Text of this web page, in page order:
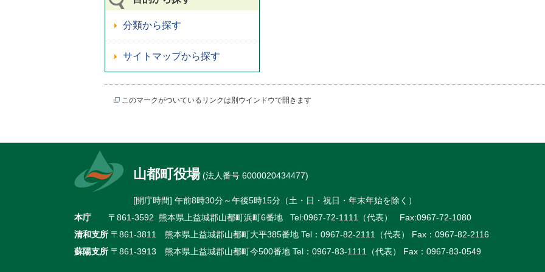
分類から探す
サイトマップから探す
このマークがついているリンクは別ウインドウで開きます
山都町役場(法人番号 6000020434477)
[開庁時間] 午前8時30分～午後5時15分（土・日・祝日・年末年始を除く）
本庁 〒861-3592 熊本県上益城郡山都町浜町6番地 Tel:0967-72-1111（代表）
Fax:0967-72-1080
清和支所 〒861-3811 熊本県上益城郡山都町大平385番地 Tel： 0967-82-2111（代表）
Fax：0967-82-2116
蘇陽支所 〒861-3913 熊本県上益城郡山都町今500番地 Tel： 0967-83-1111（代表） Fax：0967-83-0549